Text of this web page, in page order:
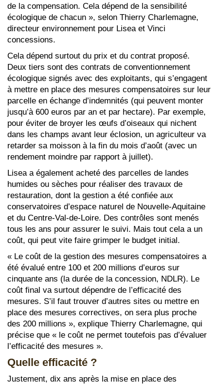
de la compensation. Cela dépend de la sensibilité
écologique de chacun », selon Thierry Charlemagne,
directeur environnement pour Lisea et Vinci
concessions.
Cela dépend surtout du prix et du contrat proposé.
Deux tiers sont des contrats de conventionnement
écologique signés avec des exploitants, qui s’engagent
à mettre en place des mesures compensatoires sur leur
parcelle en échange d’indemnités (qui peuvent monter
jusqu’à 600 euros par an et par hectare). Par exemple,
pour éviter de broyer les œufs d’oiseaux qui nichent
dans les champs avant leur éclosion, un agriculteur va
retarder sa moisson à la fin du mois d’août (avec un
rendement moindre par rapport à juillet).
Lisea a également acheté des parcelles de landes
humides ou sèches pour réaliser des travaux de
restauration, dont la gestion a été confiée aux
conservatoires d’espace naturel de Nouvelle-Aquitaine
et du Centre-Val-de-Loire. Des contrôles sont menés
tous les ans pour assurer le suivi. Mais tout cela a un
coût, qui peut vite faire grimper le budget initial.
« Le coût de la gestion des mesures compensatoires a
été évalué entre 100 et 200 millions d’euros sur
cinquante ans (la durée de la concession, NDLR). Le
coût final va surtout dépendre de l’efficacité des
mesures. S’il faut trouver d’autres sites ou mettre en
place des mesures correctives, on sera plus proche
des 200 millions », explique Thierry Charlemagne, qui
précise que « le coût ne permet toutefois pas d’évaluer
l’efficacité des mesures ».
Quelle efficacité ?
Justement, dix ans après la mise en place des